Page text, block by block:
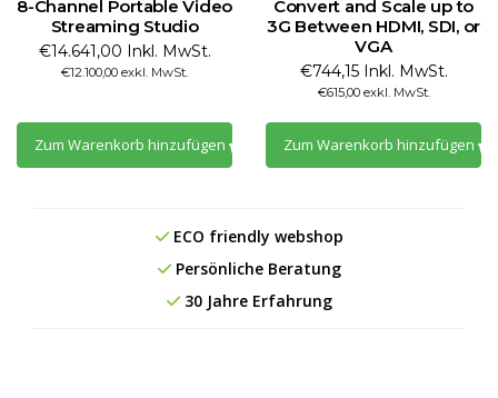
8-Channel Portable Video
Streaming Studio
€14.641,00 Inkl. MwSt.
€12.100,00 exkl. MwSt.
Zum Warenkorb hinzufügen
Convert and Scale up to
3G Between HDMI, SDI, or
VGA
€744,15 Inkl. MwSt.
€615,00 exkl. MwSt.
Zum Warenkorb hinzufügen
ECO friendly webshop
Persönliche Beratung
30 Jahre Erfahrung